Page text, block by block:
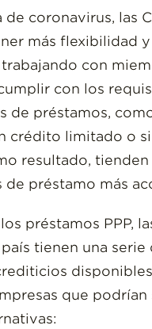
de coronavirus, las
más flexibilidad y
con
con los
de préstamos,
crédito limitado o
resultado, tienden
de préstamo más
préstamos PPP,
tienen una serie
que podrían